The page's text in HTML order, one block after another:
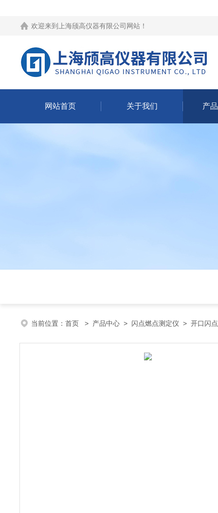
欢迎来到 上海颀高仪器有限公司网站 ！
网站首页 关于我们 产
当前位置： 首页 > 产品中心 > 闪点燃点测定仪 > 开口闪